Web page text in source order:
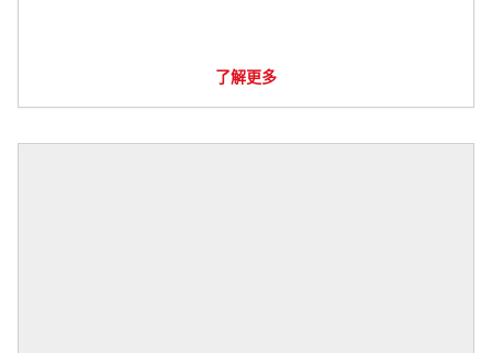
了解更多